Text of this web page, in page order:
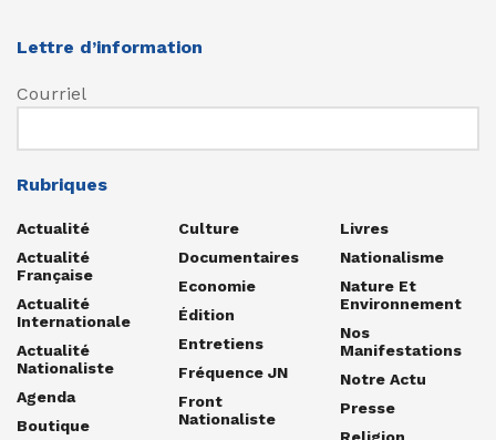
Lettre d’information
Courriel
Rubriques
Actualité
Actualité
Française
Actualité
Internationale
Actualité
Nationaliste
Agenda
Boutique
Culture
Documentaires
Economie
Édition
Entretiens
Fréquence JN
Front
Nationaliste
Livres
Nationalisme
Nature Et
Environnement
Nos
Manifestations
Notre Actu
Presse